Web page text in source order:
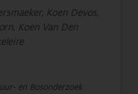
Koen Devos,
Koen Van Den
en Bosonderzoek